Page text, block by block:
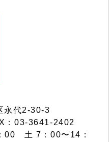
永代2-30-3
：03-3641-2402
00 土 7：00〜14：